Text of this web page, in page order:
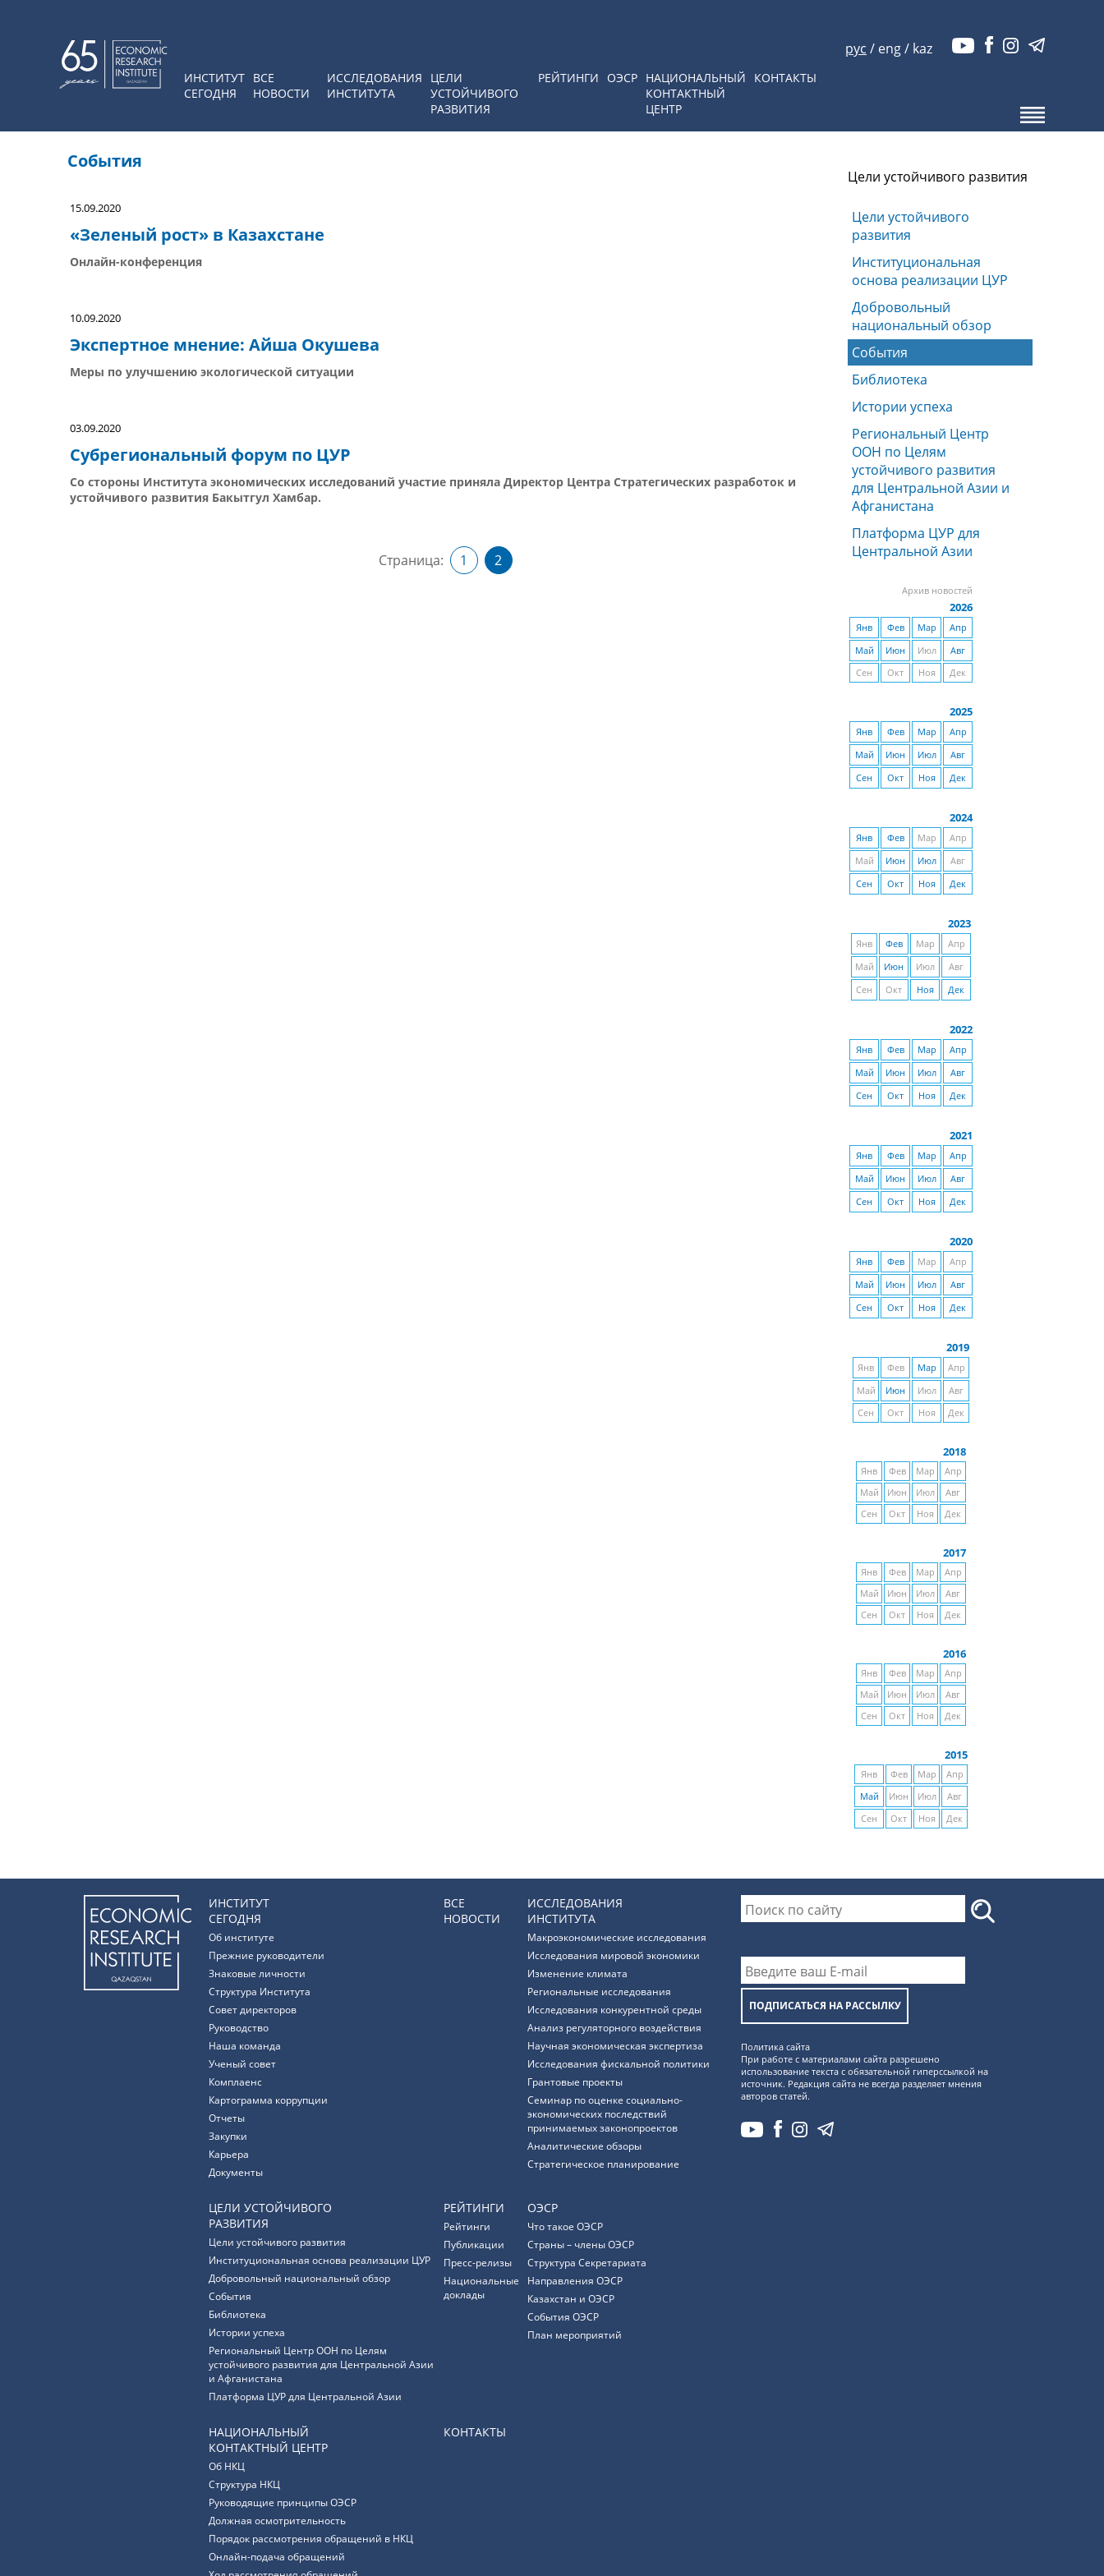
ИНСТИТУТ
СЕГОДНЯ
ВСЕ
НОВОСТИ
ИССЛЕДОВАНИЯ
ИНСТИТУТА
ЦЕЛИ
УСТОЙЧИВОГО
РАЗВИТИЯ
РЕЙТИНГИ ОЭСР НАЦИОНАЛЬНЫЙ
КОНТАКТНЫЙ
ЦЕНТР
КОНТАКТЫ
рус / eng/ kaz
События
15.09.2020
«Зеленый рост» в Казахстане
Онлайн-конференция
10.09.2020
Экспертное мнение: Айша Окушева
Меры по улучшению экологической ситуации
03.09.2020
Субрегиональный форум по ЦУР
Со стороны Института экономических исследований участие приняла Директор Центра Стратегических разработок и
устойчивого развития Бакытгул Хамбар.
Страница: 1 2
Цели устойчивого развития
Цели устойчивого
развития
Институциональная
основа реализации ЦУР
Добровольный
национальный обзор
События
Библиотека
Истории успеха
Региональный Центр
ООН по Целям
устойчивого развития
для Центральной Азии и
Афганистана
Платформа ЦУР для
Центральной Азии
Архив новостей
2026
Янв Фев Мар
Апр
Май
Июн Июл
Авг
Сен
Окт Ноя Дек
2025
Янв Фев Мар
Апр
Май
Июн Июл
Авг
Сен
Окт Ноя Дек
2024
Янв Фев Мар
Апр
Май
Июн Июл
Авг
Сен
Окт Ноя Дек
2023
Янв Фев Мар
Апр
Май
Июн Июл
Авг
Сен
Окт Ноя Дек
2022
Янв Фев Мар
Апр
Май
Июн Июл
Авг
Сен
Окт Ноя Дек
2021
Янв Фев Мар
Апр
Май
Июн Июл
Авг
Сен
Окт Ноя Дек
2020
Янв Фев Мар
Апр
Май
Июн Июл
Авг
Сен
Окт Ноя Дек
2019
Янв Фев Мар
Апр
Май
Июн Июл
Авг
Сен
Окт Ноя Дек
2018
Янв Фев Мар
Апр
Май
Июн Июл
Авг
Сен
Окт Ноя Дек
2017
Янв Фев Мар
Апр
Май
Июн Июл
Авг
Сен
Окт Ноя Дек
2016
Янв Фев Мар
Апр
Май
Июн Июл
Авг
Сен
Окт Ноя Дек
2015
Янв Фев Мар
Апр
Май
Июн Июл
Авг
Сен
Окт Ноя Дек
ИНСТИТУТ
СЕГОДНЯ
Об институте
Прежние руководители
Знаковые личности
Структура Института
Совет директоров
Руководство
Наша команда
Ученый совет
Комплаенс
Картограмма коррупции
Отчеты
Закупки
Карьера
Документы
ВСЕ
НОВОСТИ
ИССЛЕДОВАНИЯ
ИНСТИТУТА
Макроэкономические исследования
Исследования мировой экономики
Изменение климата
Региональные исследования
Исследования конкурентной среды
Анализ регуляторного воздействия
Научная экономическая экспертиза
Исследования фискальной политики
Грантовые проекты
Семинар по оценке социально-
экономических последствий
принимаемых законопроектов
Аналитические обзоры
Стратегическое планирование
ЦЕЛИ УСТОЙЧИВОГО
РАЗВИТИЯ
Цели устойчивого развития
Институциональная основа реализации ЦУР
Добровольный национальный обзор
События
Библиотека
Истории успеха
Региональный Центр ООН по Целям
устойчивого развития для Центральной Азии
и Афганистана
Платформа ЦУР для Центральной Азии
РЕЙТИНГИ
Рейтинги
Публикации
Пресс-релизы
Национальные
доклады
ОЭСР
Что такое ОЭСР
Страны – члены ОЭСР
Структура Секретариата
Направления ОЭСР
Казахстан и ОЭСР
События ОЭСР
План мероприятий
НАЦИОНАЛЬНЫЙ
КОНТАКТНЫЙ ЦЕНТР
Об НКЦ
Структура НКЦ
Руководящие принципы ОЭСР
Должная осмотрительность
Порядок рассмотрения обращений в НКЦ
Онлайн-подача обращений
КОНТАКТЫ
ПОДПИСАТЬСЯ НА РАССЫЛКУ
Политика сайта
При работе с материалами сайта разрешено
использование текста с обязательной гиперссылкой на
источник. Редакция сайта не всегда разделяет мнения
авторов статей.